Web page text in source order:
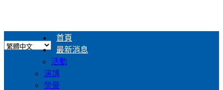
首頁
最新消息
活動
演講
榮譽